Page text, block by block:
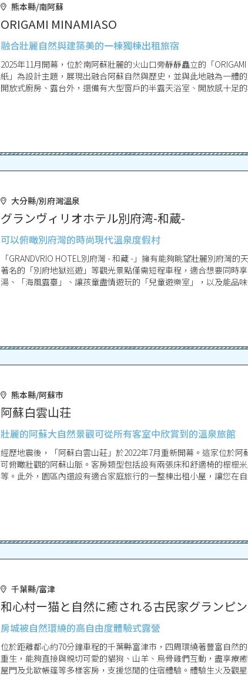
熊本縣/南阿蘇
ORIGAMI MINAMIASO
融合壯麗自然與建築美的一棟獨棟出租旅宿
2025年11月開幕，位於南阿蘇壯麗的火山口旁靜靜矗立的「
紙」為設計主題，展現出融合阿蘇自然與歷史，並與此地融為一體
開放式廚房、露台外，還備有大型窗戶的半露天浴室、開放感十足
大分縣/別府灣溫泉
グランヴィリオホテル別府湾-和蔵-
可以俯瞰別府灣的時尚現代溫泉度假村
「GRANDVRIO HOTEL別府灣 - 和藏 -」擁有能夠眺望壯麗別府灣
著名的「別府地獄巡遊」等觀光景點僅需短程車程，適合想要同時享受溫泉與觀光
湯、「海風露臺」、讓孩童盡情遊玩的「兒童遊樂室」，以及能品
熊本縣/阿蘇市
阿蘇白雲山荘
壯麗的阿蘇大自然景觀可從所有客室中欣賞到的溫泉旅館
經歷地震後，「阿蘇白雲山莊」於2022年7月重新開幕。這家位於
可俯瞰壯觀的阿蘇山脈。客房類型包括設有兩張床和舒適椅的榻榻
等。此外，園區內還設有適合家庭旅行的一整棟出租小屋，讓您在
千葉縣/富津
和心村ー猫と自然に癒される古民家グランピ
房城被自然環繞的高自由度體驗式露營
位於距離都心約70分鐘車程的千葉縣富津市，四周環繞著豐富自然
重生，能夠直接與親切可愛的貓狗、山羊、烏骨雞們互動，盡享療
屋門及北歐帳篷等多樣客房，支援悠閒的住宿體驗。體驗生火及觀